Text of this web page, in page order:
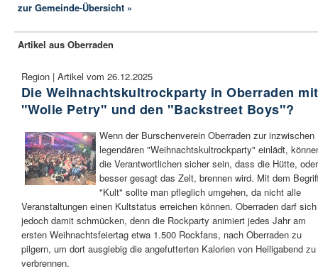
zur Gemeinde-Übersicht »
Artikel aus Oberraden
Region | Artikel vom 26.12.2025
Die Weihnachtskultrockparty in Oberraden mit
"Wolle Petry" und den "Backstreet Boys"?
Wenn der Burschenverein Oberraden zur inzwischen
legendären "Weihnachtskultrockparty" einlädt,
die Verantwortlichen sicher sein, dass die Hütte, oder
besser gesagt das Zelt, brennen wird. Mit dem
"Kult" sollte man pfleglich umgehen, da nicht alle
Veranstaltungen einen Kultstatus erreichen können. Oberraden darf sich
jedoch damit schmücken, denn die Rockparty animiert jedes Jahr am
ersten Weihnachtsfeiertag etwa 1.500 Rockfans, nach Oberraden zu
pilgern, um dort ausgiebig die angefutterten Kalorien von Heiligabend zu
verbrennen.